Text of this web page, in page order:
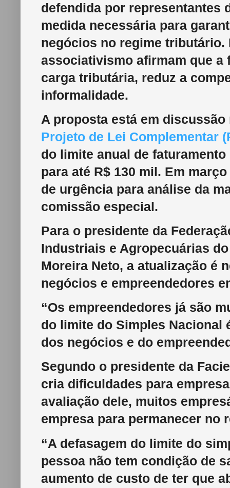
defendida por representantes
medida necessária para
negócios no regime tributário.
associativismo afirmam que a
carga tributária, reduz a
informalidade.
A proposta está em
Projeto de Lei Complementar
do limite anual de
para até R$ 130 mil. Em
de urgência para análise da
comissão especial.
Para o presidente da
Industriais e Agropecuárias
Moreira Neto, a atualização é
negócios e empreendedores
“Os empreendedores já são
do limite do Simples Nacional
dos negócios e do
Segundo o presidente da
cria dificuldades para
avaliação dele, muitos
empresa para permanecer no
“A defasagem do limite do
pessoa não tem condição de
aumento de custo de ter que